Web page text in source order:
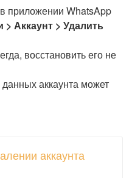
приложении WhatsApp
> Аккаунт > Удалить
восстановить его не
аккаунта может
аккаунта